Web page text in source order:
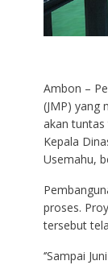
Ambon –
(JMP) yang
akan tuntas
Kepala
Usemahu,
proses.
tersebut
‘’Sampai